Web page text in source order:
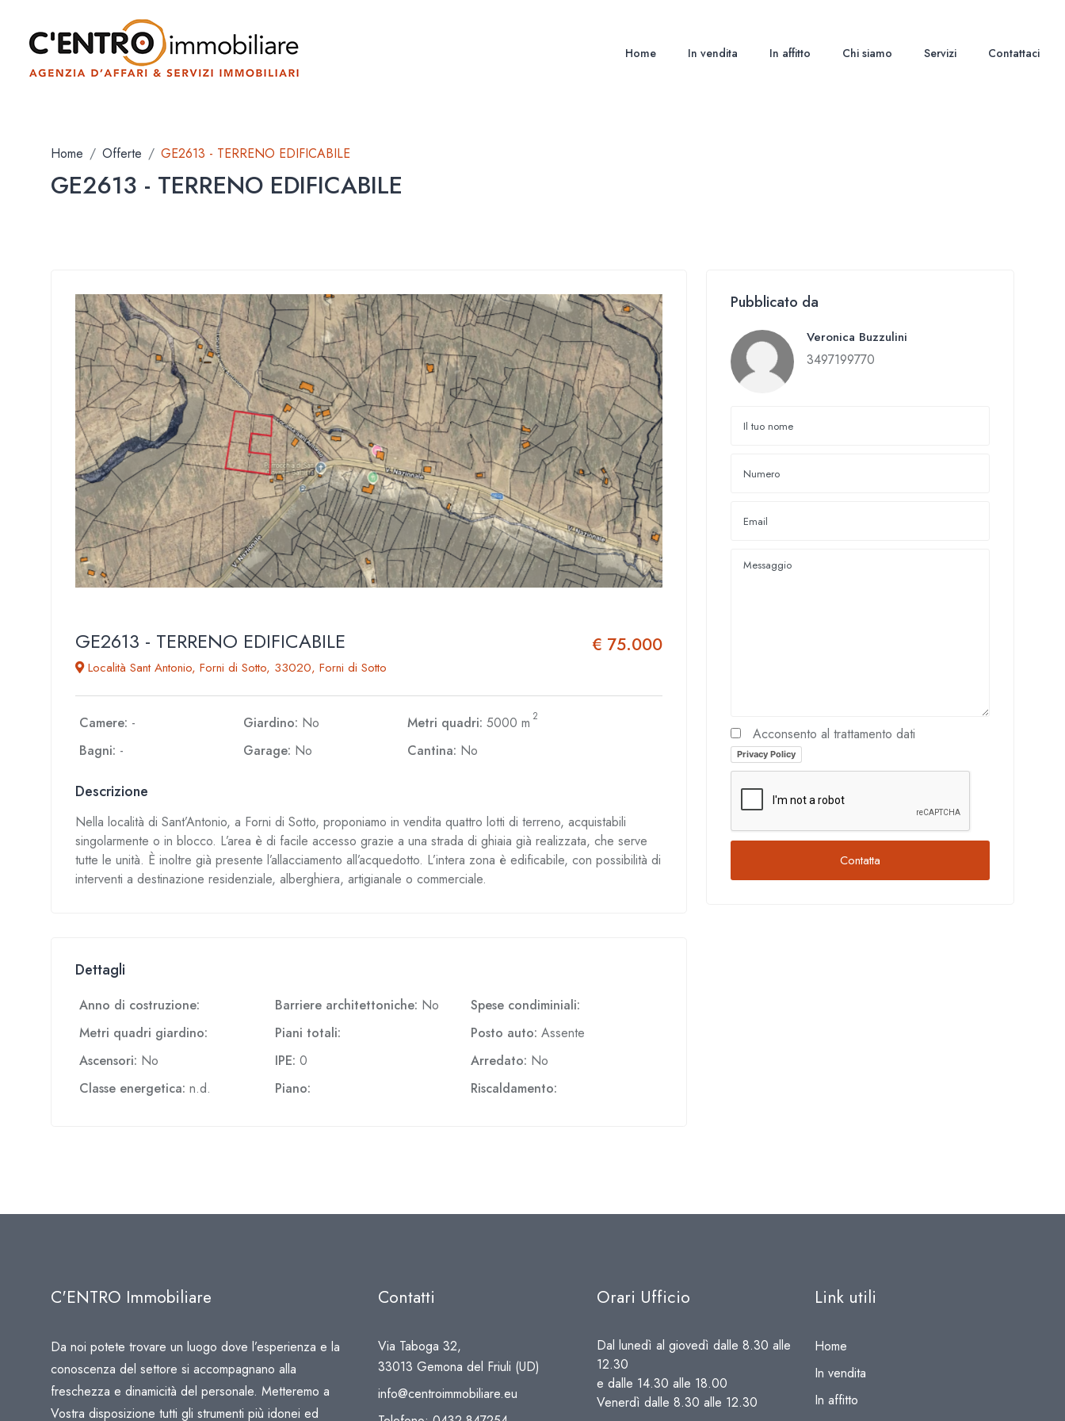
Home In vendita In affitto Chi siamo Servizi Contattaci
Home Offerte GE2613 - TERRENO EDIFICABILE
GE2613 - TERRENO EDIFICABILE
Pubblicato da
Veronica Buzzulini
3497199770
Acconsento al trattamento dati
Privacy Policy
Contatta
GE2613 - TERRENO EDIFICABILE
Località Sant Antonio, Forni di Sotto, 33020, Forni di Sotto
€ 75.000
Camere: - Giardino: No Metri quadri: 5000 m 2
Bagni: - Garage: No Cantina: No
Descrizione
Nella località di Sant’Antonio, a Forni di Sotto, proponiamo in vendita quattro lotti di terreno, acquistabili
singolarmente o in blocco. L’area è di facile accesso grazie a una strada di ghiaia già realizzata, che serve
tutte le unità. È inoltre già presente l’allacciamento all’acquedotto. L’intera zona è edificabile, con possibilità di
interventi a destinazione residenziale, alberghiera, artigianale o commerciale.
Dettagli
Anno di costruzione: Barriere architettoniche: No
Spese condiminiali:
Metri quadri giardino:
Piani totali: Posto auto: Assente
Ascensori: No IPE: 0 Arredato: No
Classe energetica: n.d. Piano: Riscaldamento:
C'ENTRO Immobiliare
Da noi potete trovare un luogo dove l’esperienza e la
conoscenza del settore si accompagnano alla
freschezza e dinamicità del personale. Metteremo a
Vostra disposizione tutti gli strumenti più idonei ed
Contatti
Via Taboga 32,
33013 Gemona del Friuli (UD)
info@centroimmobiliare.eu
Orari Ufficio
Dal lunedì al giovedì dalle 8.30 alle
12.30
e dalle 14.30 alle 18.00
Venerdì dalle 8.30 alle 12.30
Link utili
Home
In vendita
In affitto